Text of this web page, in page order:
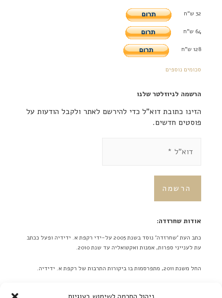
32 ש"ח
64 ש"ח
128 ש"ח
סכומים נוספים
הרשמה לניוזלטר שלנו
הזינו כתובת דוא"ל כדי להירשם לאתר ולקבל הודעות על
פוסטים חדשים.
אודות שחרזדה:
כתב העת 'שחרזדה' נוסד בשנת 2005 על-ידי רקפת א. ידידיה ופעל ככתב
עת לענייני ספרות, אמנות ואקטואליה עד שנת 2010.
החל משנת 2011, מתפרסמות בו ביקורות התרבות של רקפת א. ידידיה.